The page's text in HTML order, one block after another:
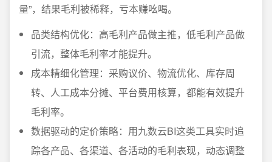
量”，结果毛利被稀释，亏本赚吆喝。
品类结构优化：高毛利产品做主推，低毛利产品做
引流，整体毛利率才能提升。
成本精细化管理：采购议价、物流优化、库存周
转、人工成本分摊、平台费用核算，都能有效提升
毛利率。
数据驱动的定价策略：用九数云BI这类工具实时追
踪各产品、各渠道、各活动的毛利表现，动态调整